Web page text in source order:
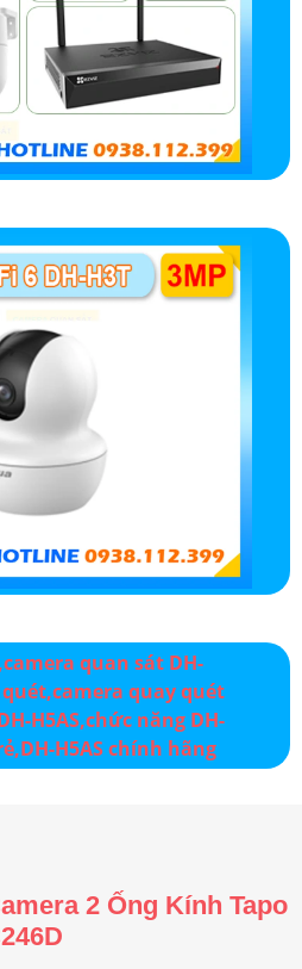
2 Ống Kính Tapo